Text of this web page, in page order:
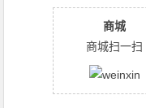
商城
商城扫一扫